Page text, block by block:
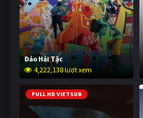
Đảo Hải Tặc
4,222,138 lượt xem
FULL HD VIETSUB